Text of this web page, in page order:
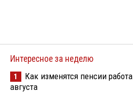
Интересное за неделю
1
Как изменятся пенсии
августа